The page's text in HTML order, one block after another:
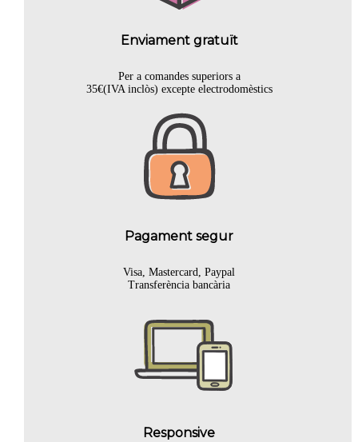
Enviament gratuït
Per a comandes superiors a
35€(IVA inclòs) excepte electrodomèstics
Pagament segur
Visa, Mastercard, Paypal
Transferència bancària
Responsive